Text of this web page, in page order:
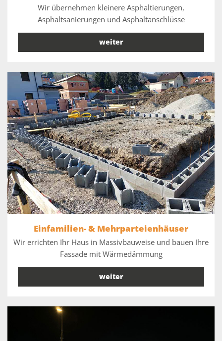
Wir übernehmen kleinere Asphaltierungen,
Asphaltsanierungen und Asphaltanschlüsse
weiter
Einfamilien- & Mehrparteienhäuser
Wir errichten Ihr Haus in Massivbauweise und bauen Ihre
Fassade mit Wärmedämmung
weiter